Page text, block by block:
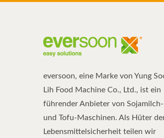
eversoon, eine Marke von Yung
Lih Food Machine Co., Ltd., ist ein
führender Anbieter von Sojamilch-
und Tofu-Maschinen. Als Hüter
Lebensmittelsicherheit teilen wir